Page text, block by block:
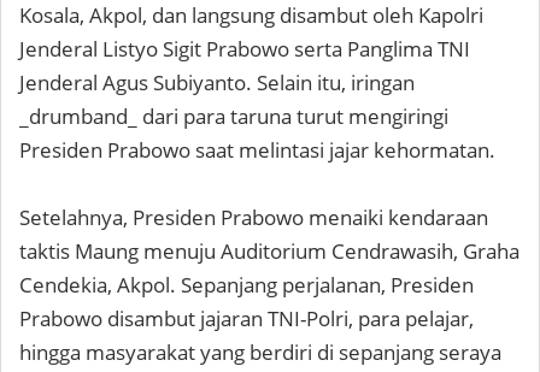
Kosala, Akpol, dan langsung disambut oleh Kapolri
Jenderal Listyo Sigit Prabowo serta Panglima TNI
Jenderal Agus Subiyanto. Selain itu, iringan
_drumband_ dari para taruna turut mengiringi
Presiden Prabowo saat melintasi jajar kehormatan.
Setelahnya, Presiden Prabowo menaiki kendaraan
taktis Maung menuju Auditorium Cendrawasih, Graha
Cendekia, Akpol. Sepanjang perjalanan, Presiden
Prabowo disambut jajaran TNI-Polri, para pelajar,
hingga masyarakat yang berdiri di sepanjang seraya